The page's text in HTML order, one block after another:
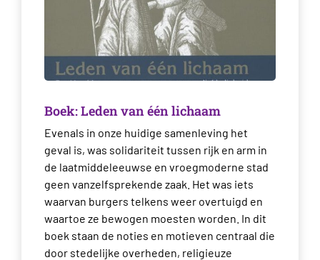
Boek: Leden van één lichaam
Evenals in onze huidige samenleving het
geval is, was solidariteit tussen rijk en arm in
de laatmiddeleeuwse en vroegmoderne stad
geen vanzelfsprekende zaak. Het was iets
waarvan burgers telkens weer overtuigd en
waartoe ze bewogen moesten worden. In dit
boek staan de noties en motieven centraal die
door stedelijke overheden, religieuze